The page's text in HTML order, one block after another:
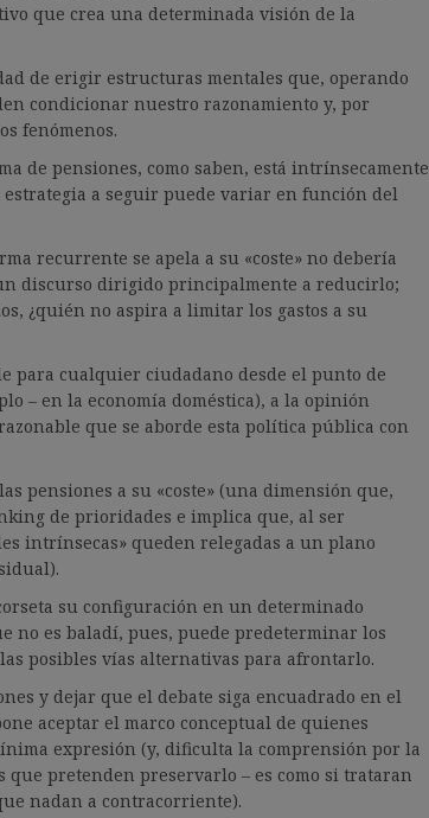
que crea una determinada visión de la
de erigir estructuras mentales que, operando
condicionar nuestro razonamiento y, por
fenómenos.
de pensiones, como saben, está intrínsecamente
a seguir puede variar en función del
recurrente se apela a su «coste» no debería
discurso dirigido principalmente a reducirlo;
¿quién no aspira a limitar los gastos a su
para cualquier ciudadano desde el punto de
– en la economía doméstica), a la opinión
que se aborde esta política pública con
pensiones a su «coste» (una dimensión que,
de prioridades e implica que, al ser
intrínsecas» queden relegadas a un plano
su configuración en un determinado
no es baladí, pues, puede predeterminar los
posibles vías alternativas para afrontarlo.
y dejar que el debate siga encuadrado en el
aceptar el marco conceptual de quienes
expresión (y, dificulta la comprensión por la
pretenden preservarlo – es como si trataran
nadan a contracorriente).